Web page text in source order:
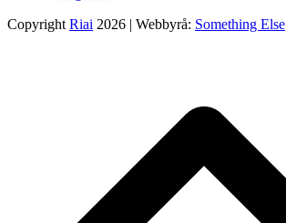
Copyright Riai 2026 | Webbyrå: Something Else